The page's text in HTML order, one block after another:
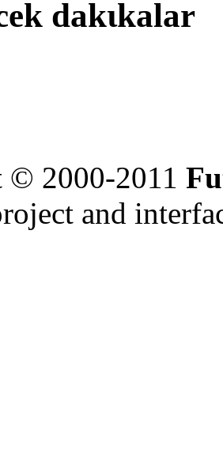
dakιkalar
© 2000-2011
and